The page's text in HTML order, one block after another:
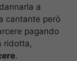
a
cantante però
pagando
ridotta,
.